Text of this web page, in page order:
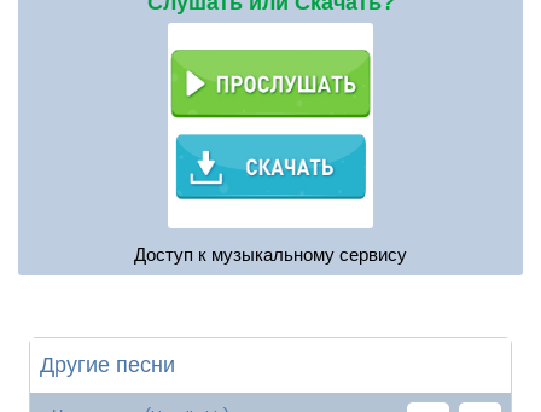
Доступ к музыкальному сервису
Другие песни